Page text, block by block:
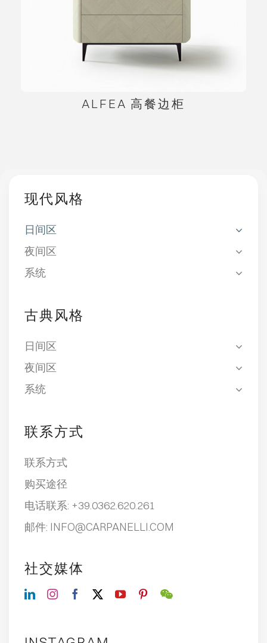
ALFEA 高餐边柜
现代风格
日间区
夜间区
系统
古典风格
日间区
夜间区
系统
联系方式
联系方式
购买途径
电话联系: +39.0362.620.261
邮件: INFO@CARPANELLI.COM
社交媒体